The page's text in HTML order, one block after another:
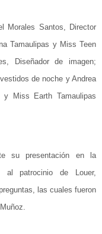
Morales Santos, Director
Tamaulipas y Miss Teen
Diseñador de imagen;
de noche y Andrea
y Miss Earth Tamaulipas
su presentación en la
al patrocinio de Louer,
las cuales fueron